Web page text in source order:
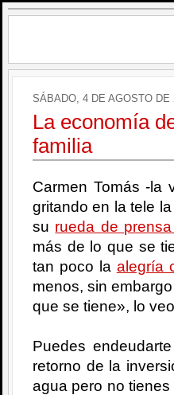
SÁBADO, 4 DE AGOSTO DE
La economía
familia
Carmen Tomás -la
gritando en la tele
su rueda de
más de lo que se
tan poco la alegría
menos, sin
que se tiene», lo
Puedes
retorno de la
agua pero no